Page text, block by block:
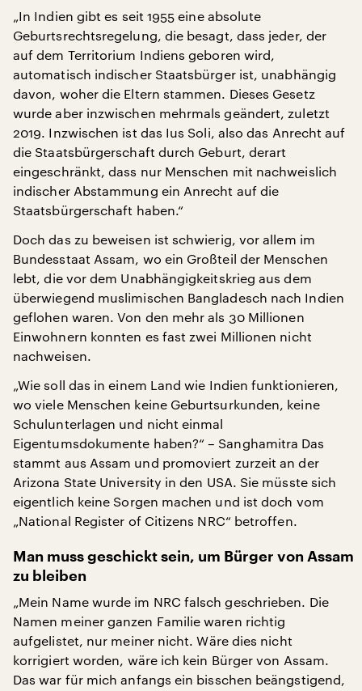
„In Indien gibt es seit 1955 eine absolute
Geburtsrechtsregelung, die besagt, dass jeder, der
auf dem Territorium Indiens geboren wird,
automatisch indischer Staatsbürger ist, unabhängig
davon, woher die Eltern stammen. Dieses Gesetz
wurde aber inzwischen mehrmals geändert, zuletzt
2019. Inzwischen ist das Ius Soli, also das Anrecht auf
die Staatsbürgerschaft durch Geburt, derart
eingeschränkt, dass nur Menschen mit nachweislich
indischer Abstammung ein Anrecht auf die
Staatsbürgerschaft haben.“
Doch das zu beweisen ist schwierig, vor allem im
Bundesstaat Assam, wo ein Großteil der Menschen
lebt, die vor dem Unabhängigkeitskrieg aus dem
überwiegend muslimischen Bangladesch nach Indien
geflohen waren. Von den mehr als 30 Millionen
Einwohnern konnten es fast zwei Millionen nicht
nachweisen.
„Wie soll das in einem Land wie Indien funktionieren,
wo viele Menschen keine Geburtsurkunden, keine
Schulunterlagen und nicht einmal
Eigentumsdokumente haben?“ – Sanghamitra Das
stammt aus Assam und promoviert zurzeit an der
Arizona State University in den USA. Sie müsste sich
eigentlich keine Sorgen machen und ist doch vom
„National Register of Citizens NRC“ betroffen.
Man muss geschickt sein, um Bürger von Assam
zu bleiben
„Mein Name wurde im NRC falsch geschrieben. Die
Namen meiner ganzen Familie waren richtig
aufgelistet, nur meiner nicht. Wäre dies nicht
korrigiert worden, wäre ich kein Bürger von Assam.
Das war für mich anfangs ein bisschen beängstigend,